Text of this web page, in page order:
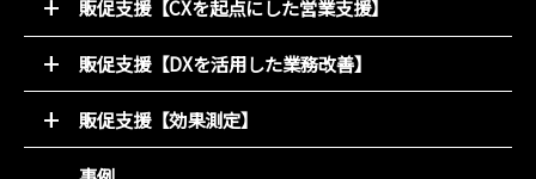
販促支援【CXを起点にした営業支援】
52週マーケティング
キャンペーン支援サービス
動画コンテンツ
デジタルチラシ 買適ミッケ!
販促支援【DXを活用した業務改善】
オンライン販促物制作支援システム
店別販促サポート
販促支援【効果測定】
商圏ポテンシャル分析